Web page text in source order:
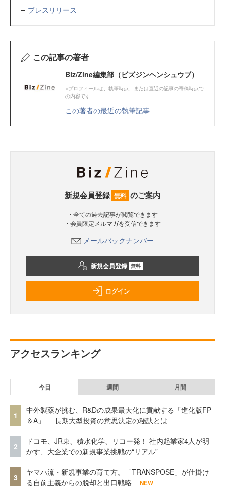
プレスリリース
この記事の著者
Biz/Zine編集部（ビズジンヘンシュウブ）
※プロフィールは、執筆時点、または直近の記事の寄稿時点で
の内容です
この著者の最近の執筆記事
新規会員登録 無料 のご案内
・全ての過去記事が閲覧できます
・会員限定メルマガを受信できます
メールバックナンバー
新規会員登録 無料
ログイン
アクセスランキング
今日 週間 月間
1
中外製薬が挑む、R&Dの成果最大化に貢献する「進化版FP
＆A」──長期大型投資の意思決定の秘訣とは
2
ドコモ、JR東、積水化学、リコー発！ 社内起業家4人が明
かす、大企業での新規事業挑戦の“リアル”
3
ヤマハ流・新規事業の育て方。「TRANSPOSE」が仕掛け
る自前主義からの脱却と出口戦略
NEW